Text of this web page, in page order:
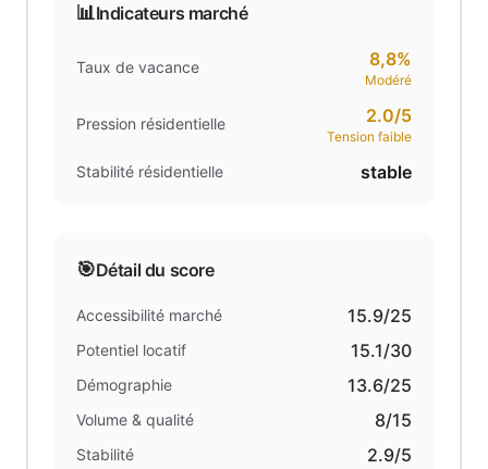
📊Indicateurs marché
Taux de vacance 8,8%
Modéré
Pression résidentielle 2.0/5
Tension faible
Stabilité résidentielle stable
🎯Détail du score
Accessibilité marché 15.9/25
Potentiel locatif 15.1/30
Démographie 13.6/25
Volume & qualité 8/15
Stabilité 2.9/5